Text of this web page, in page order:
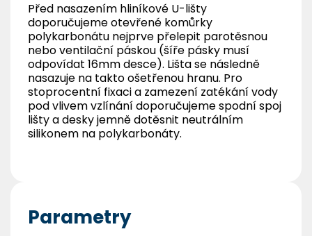
Před nasazením hliníkové U-lišty
doporučujeme otevřené komůrky
polykarbonátu nejprve přelepit parotěsnou
nebo ventilační páskou (šíře pásky musí
odpovídat 16mm desce). Lišta se následně
nasazuje na takto ošetřenou hranu. Pro
stoprocentní fixaci a zamezení zatékání vody
pod vlivem vzlínání doporučujeme spodní spoj
lišty a desky jemně dotěsnit neutrálním
silikonem na polykarbonáty.
Parametry